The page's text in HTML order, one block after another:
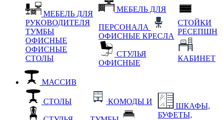
МЕБЕЛЬ ДЛЯ
РУКОВОДИТЕЛЯ
ТУМБЫ
ОФИСНЫЕ
ОФИСНЫЕ
СТОЛЫ
МЕБЕЛЬ ДЛЯ
ПЕРСОНАЛА
ОФИСНЫЕ КРЕСЛА
СТУЛЬЯ
ОФИСНЫЕ
СТОЙКИ
РЕСЕПШН
КАБИНЕТ
МАССИВ
СТОЛЫ КОМОДЫ И
ШКАФЫ,
БУФЕТЫ,